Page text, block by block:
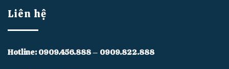
Liên hệ
Hotline:0909.456.888– 0909.822.888